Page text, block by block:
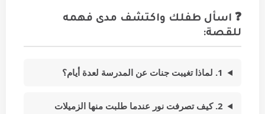
❓ اسأل طفلك واكتشف مدى فهمه
للقصة:
1. لماذا تغيبت جنات عن المدرسة لعدة أيام؟
2. كيف تصرفت نور عندما طلبت منها الزميلات